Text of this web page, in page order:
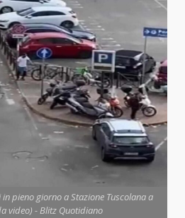
pieno giorno a Stazione Tuscolana a
video) - Blitz Quotidiano